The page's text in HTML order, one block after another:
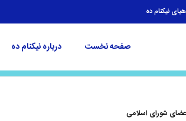
نیکنام ده
صفحه نخست درباره نیکنام ده
شورای اسلامی